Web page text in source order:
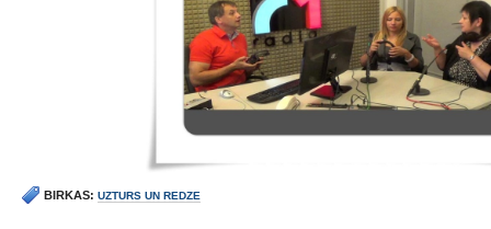
BIRKAS: UZTURS UN REDZE